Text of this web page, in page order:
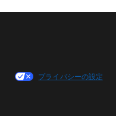
プライバシーの設定